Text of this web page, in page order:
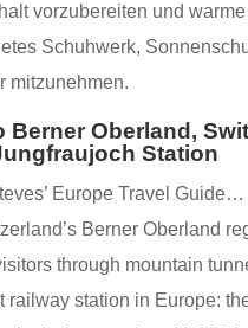
vorzubereiten und
Schuhwerk,
mitzunehmen.
Berner Oberland,
Station
Europe Travel Guide…
Berner Oberland
through mountain
railway station in Europe: